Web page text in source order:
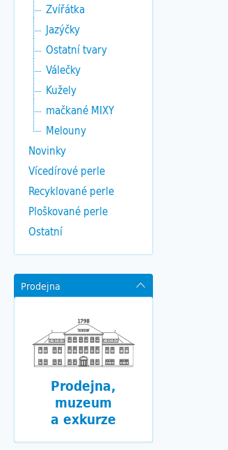
Zvířátka
Jazýčky
Ostatní tvary
Válečky
Kužely
mačkané MIXY
Melouny
Novinky
Vícedírové perle
Recyklované perle
Ploškované perle
Ostatní
Prodejna
Prodejna,
muzeum
a exkurze